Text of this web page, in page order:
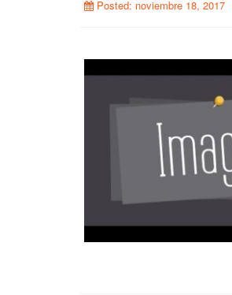
Posted: noviembre 18, 2017